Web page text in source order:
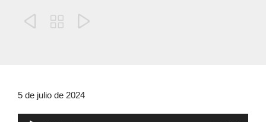
  
5 de julio de 2024